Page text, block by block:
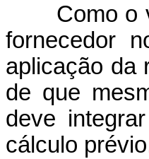
Como o
fornecedor
aplicação da
de que
deve
cálculo